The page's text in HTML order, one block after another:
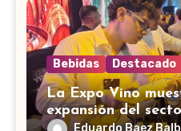
Bebidas Destacado
La Expo Vino
expansión del